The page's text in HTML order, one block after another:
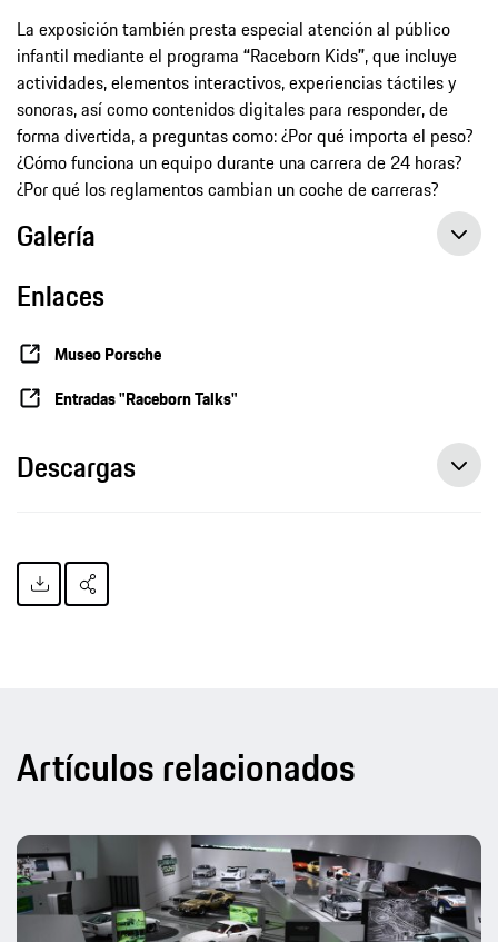
La exposición también presta especial atención al público
infantil mediante el programa “Raceborn Kids”, que incluye
actividades, elementos interactivos, experiencias táctiles y
sonoras, así como contenidos digitales para responder, de
forma divertida, a preguntas como: ¿Por qué importa el peso?
¿Cómo funciona un equipo durante una carrera de 24 horas?
¿Por qué los reglamentos cambian un coche de carreras?
Galería
Enlaces
Museo Porsche
Entradas "Raceborn Talks"
Descargas
Artículos relacionados